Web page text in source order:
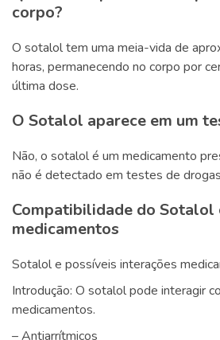
corpo?
O sotalol tem uma meia-vida de
horas, permanecendo no corpo por
última dose.
O Sotalol aparece em um
Não, o sotalol é um medicamento
não é detectado em testes de
Compatibilidade do Sotalol
medicamentos
Sotalol e possíveis interações
Introdução: O sotalol pode interagir
medicamentos.
– Antiarrítmicos